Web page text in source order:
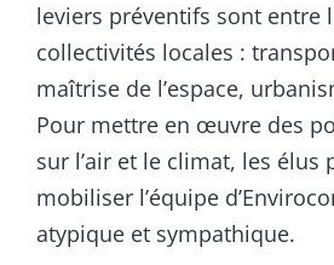
leviers préventifs sont entre
collectivités locales :
maîtrise de l’espace,
Pour mettre en œuvre des
sur l’air et le climat, les élus
mobiliser l’équipe
atypique et sympathique.